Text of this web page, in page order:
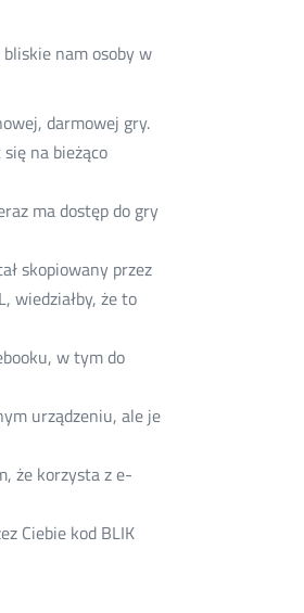
nam osoby w
darmowej gry.
na bieżąco
ma dostęp do gry
skopiowany przez
wiedziałby, że to
w tym do
urządzeniu, ale je
że korzysta z e-
Ciebie kod BLIK